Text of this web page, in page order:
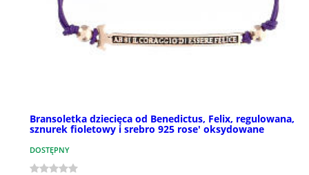
Bransoletka dziecięca od Benedictus, Felix, regulowana,
sznurek fioletowy i srebro 925 rose' oksydowane
DOSTĘPNY